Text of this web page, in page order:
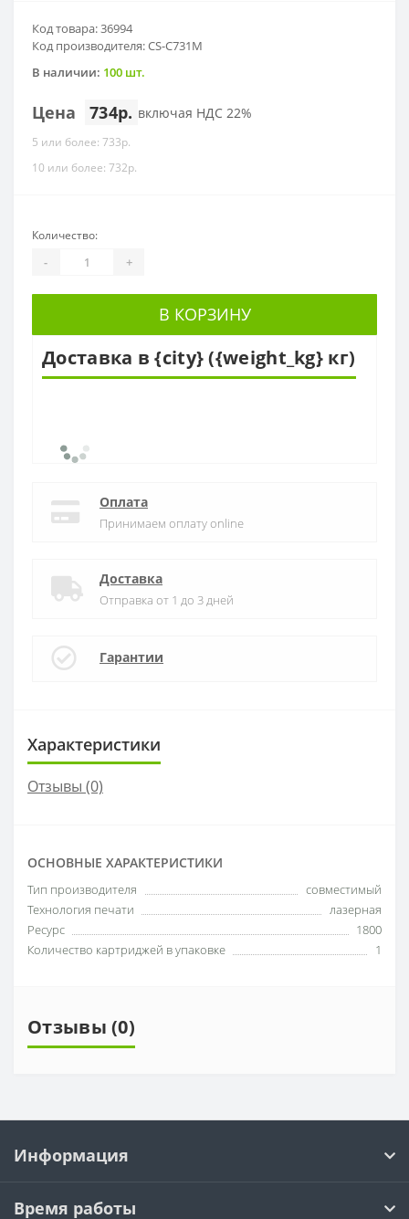
Код товара: 36994
Код производителя: CS-C731M
В наличии: 100 шт.
Цена 734р. включая НДС 22%
5 или более: 733р.
10 или более: 732р.
Количество:
- +
В КОРЗИНУ
Доставка в {city} ({weight_kg} кг)
Оплата
Принимаем оплату online
Доставка
Отправка от 1 до 3 дней
Гарантии
Характеристики
Отзывы (0)
ОСНОВНЫЕ ХАРАКТЕРИСТИКИ
Тип производителя
совместимый
Технология печати
лазерная
Ресурс
1800
Количество картриджей в упаковке
1
Отзывы (0)
Информация
Время работы